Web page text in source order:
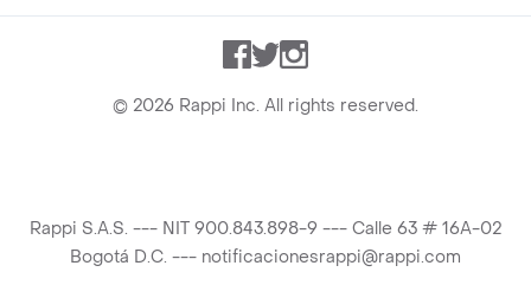
Facebook
TwitterInstagram
© 2026 Rappi Inc. All rights reserved.
Rappi S.A.S. --- NIT 900.843.898-9 --- Calle 63 # 16A-02
Bogotá D.C. --- notificacionesrappi@rappi.com